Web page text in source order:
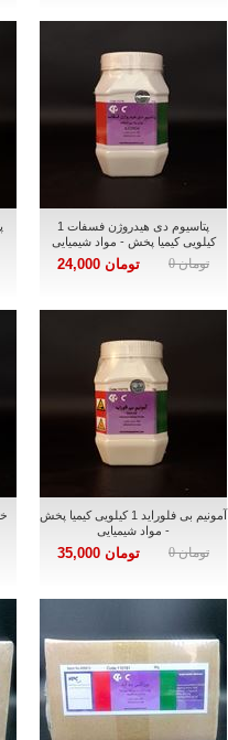
پتاسیوم دی هیدروژن فسفات 1
کیلویی کیمیا پخش - مواد شیمیایی
تومان 0 تومان 24,000
آمونیم بی فلوراید 1 کیلویی کیمیا پخش
- مواد شیمیایی
تومان 0 تومان 35,000